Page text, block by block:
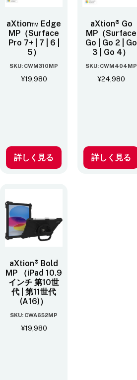
aXtion™ Edge
MP（Surface
Pro 7+ | 7 | 6 |
5）
SKU: CWM310MP
¥19,980
詳しく見る
aXtion® Go
MP（Surface
Go | Go 2 | Go
3 | Go 4）
SKU: CWM404MP
¥24,980
詳しく見る
aXtion® Bold
MP （iPad 10.9
インチ 第10世
代 | 第11世代
(A16)）
SKU: CWA652MP
¥19,980